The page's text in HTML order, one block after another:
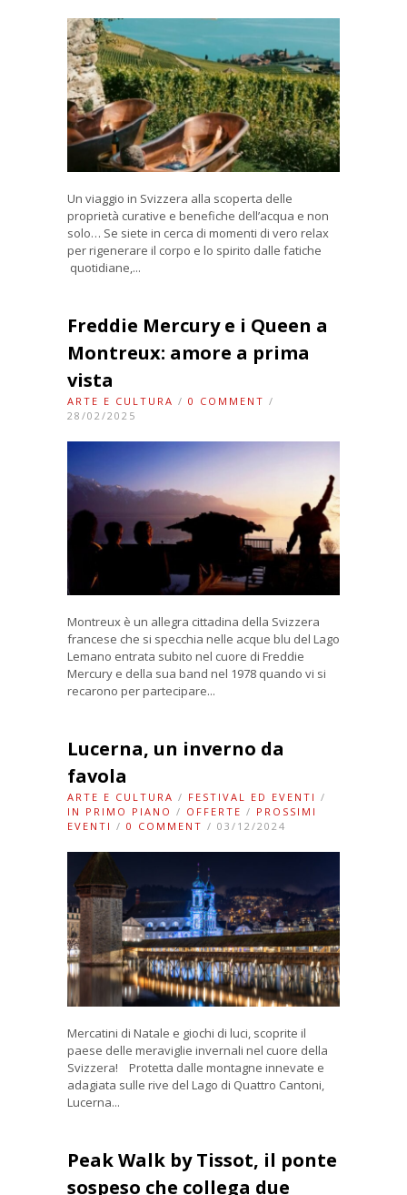
Un viaggio in Svizzera alla scoperta delle
proprietà curative e benefiche dell’acqua e non
solo… Se siete in cerca di momenti di vero relax
per rigenerare il corpo e lo spirito dalle fatiche
quotidiane,...
Freddie Mercury e i Queen a
Montreux: amore a prima
vista
ARTE E CULTURA / 0 COMMENT /
28/02/2025
Montreux è un allegra cittadina della Svizzera
francese che si specchia nelle acque blu del Lago
Lemano entrata subito nel cuore di Freddie
Mercury e della sua band nel 1978 quando vi si
recarono per partecipare...
Lucerna, un inverno da
favola
ARTE E CULTURA / FESTIVAL ED EVENTI /
IN PRIMO PIANO / OFFERTE / PROSSIMI
EVENTI / 0 COMMENT / 03/12/2024
Mercatini di Natale e giochi di luci, scoprite il
paese delle meraviglie invernali nel cuore della
Svizzera! Protetta dalle montagne innevate e
adagiata sulle rive del Lago di Quattro Cantoni,
Lucerna...
Peak Walk by Tissot, il ponte
sospeso che collega due